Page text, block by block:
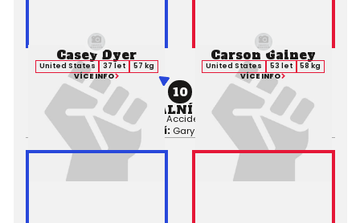
Casey Dyer
United States 37 let
57 kg
VÍCE INFO
10
PROFESIONÁLNÍ ZÁPAS MMA
Výsledek: NC (Dyer Cut by Accidental Head Butt), 1. kolo 3:56,
Rozhodčí:Gary Copeland
Carson Gainey
United States 53 let
58 kg
VÍCE INFO